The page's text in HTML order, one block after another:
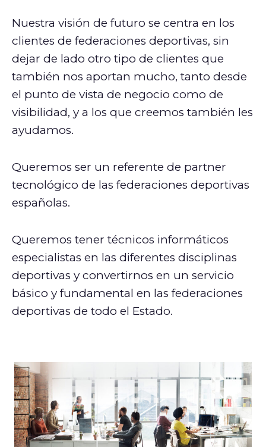
Nuestra visión de futuro se centra en los
clientes de federaciones deportivas, sin
dejar de lado otro tipo de clientes que
también nos aportan mucho, tanto desde
el punto de vista de negocio como de
visibilidad, y a los que creemos también les
ayudamos.
Queremos ser un referente de partner
tecnológico de las federaciones deportivas
españolas.
Queremos tener técnicos informáticos
especialistas en las diferentes disciplinas
deportivas y convertirnos en un servicio
básico y fundamental en las federaciones
deportivas de todo el Estado.